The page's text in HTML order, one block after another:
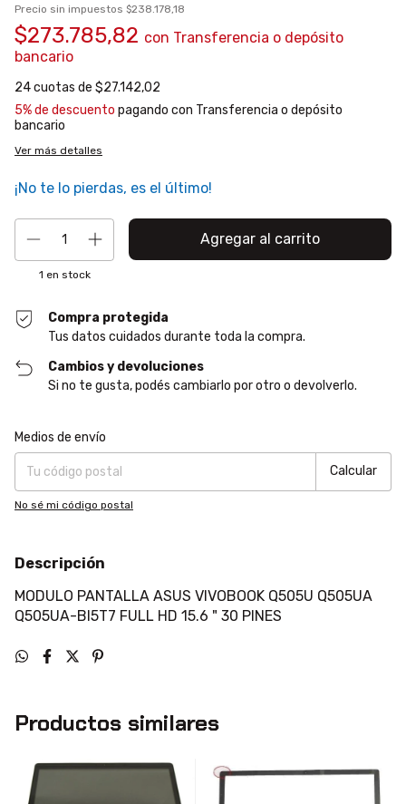
Precio sin impuestos $238.178,18
$273.785,82 con Transferencia o depósito
bancario
24cuotas de $27.142,02
5% de descuento pagando con Transferencia o depósito
bancario
Ver más detalles
¡No te lo pierdas, es el último!
1 en stock
Compra protegida
Tus datos cuidados durante toda la compra.
Cambios y devoluciones
Si no te gusta, podés cambiarlo por otro o devolverlo.
Entregas para el CP:
Medios de envío
Calcular
No sé mi código postal
Descripción
MODULO PANTALLA ASUS VIVOBOOK Q505U Q505UA
Q505UA-BI5T7 FULL HD 15.6 " 30 PINES
Productos similares